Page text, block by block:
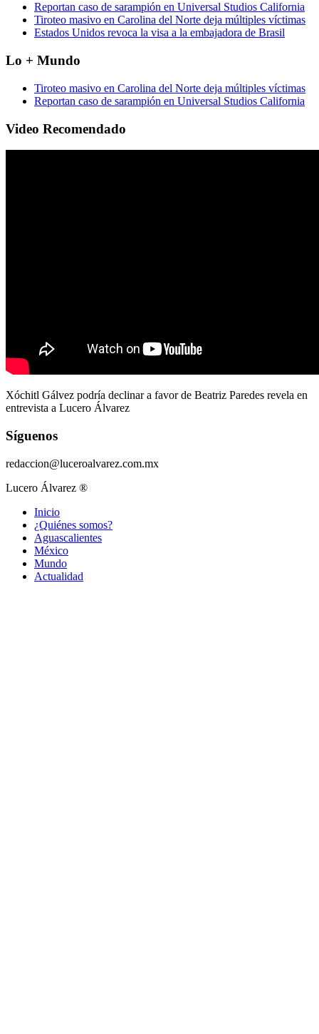
Reportan caso de sarampión en Universal Studios California
Tiroteo masivo en Carolina del Norte deja múltiples víctimas
Estados Unidos revoca la visa a la embajadora de Brasil
Lo + Mundo
Tiroteo masivo en Carolina del Norte deja múltiples víctimas
Reportan caso de sarampión en Universal Studios California
Video Recomendado
Xóchitl Gálvez podría declinar a favor de Beatriz Paredes revela en
entrevista a Lucero Álvarez
Síguenos
redaccion@luceroalvarez.com.mx
Lucero Álvarez ®
Inicio
¿Quiénes somos?
Aguascalientes
México
Mundo
Actualidad